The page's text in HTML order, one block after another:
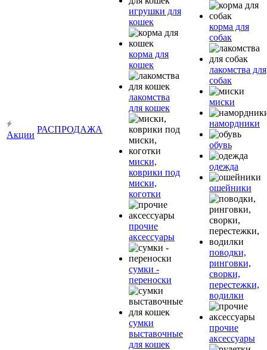
Акции
РАСПРОДАЖА
игрушки для
кошек
корма для
кошек
лакомства
для кошек
миски,
коврики под
миски,
коготки
прочие
аксессуары
сумки -
переноски
сумки
выставочные
для кошек
корма для
собак
лакомства для
собак
миски
намордники
обувь
одежда
ошейники
поводки,
ринговки,
сворки,
перестежки,
водилки
прочие
аксессуары